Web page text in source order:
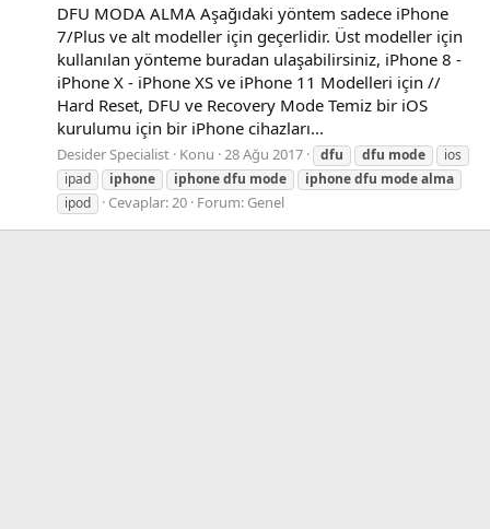
DFU MODA ALMA Aşağıdaki yöntem sadece iPhone
7/Plus ve alt modeller için geçerlidir. Üst modeller için
kullanılan yönteme buradan ulaşabilirsiniz, iPhone 8 -
iPhone X - iPhone XS ve iPhone 11 Modelleri için //
Hard Reset, DFU ve Recovery Mode Temiz bir iOS
kurulumu için bir iPhone cihazları...
Desider Specialist Konu 28 Ağu 2017 dfu dfu mode
ios
ipad
iphone iphonedfu mode iphonedfu modealma
ipod
Cevaplar: 20 Forum: Genel